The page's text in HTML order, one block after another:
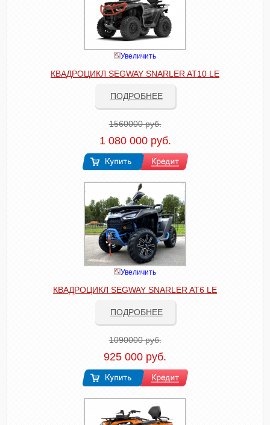
Увеличить
КВАДРОЦИКЛ SEGWAY SNARLER AT10 LE
ПОДРОБНЕЕ
1560000 руб.
1 080 000 руб.
Увеличить
КВАДРОЦИКЛ SEGWAY SNARLER AT6 LE
ПОДРОБНЕЕ
1090000 руб.
925 000 руб.